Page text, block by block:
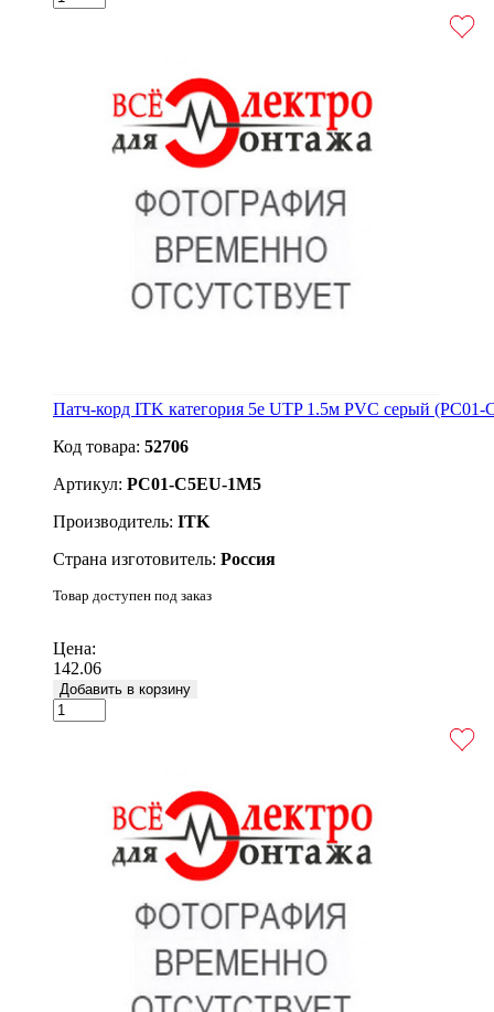
Патч-корд ITK категория 5е UTP 1.5м PVC серый (PC01-
Код товара: 52706
Артикул: PC01-C5EU-1M5
Производитель: ITK
Страна изготовитель: Россия
Товар доступен под заказ
Цена:
142.06
Добавить в корзину